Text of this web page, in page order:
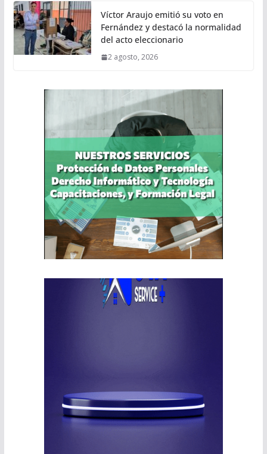
Víctor Araujo emitió su voto en
Fernández y destacó la normalidad
del acto eleccionario
2 agosto, 2026